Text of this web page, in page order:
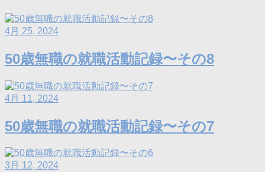
4月 25, 2024
50歳無職の就職活動記録〜その8
4月 11, 2024
50歳無職の就職活動記録〜その7
3月 12, 2024